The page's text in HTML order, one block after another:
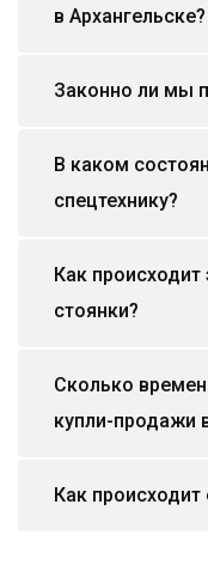
в Архангельске?
Законно ли мы
В каком
спецтехнику?
Как происходит
стоянки?
Сколько
купли-продажи
Как происходит